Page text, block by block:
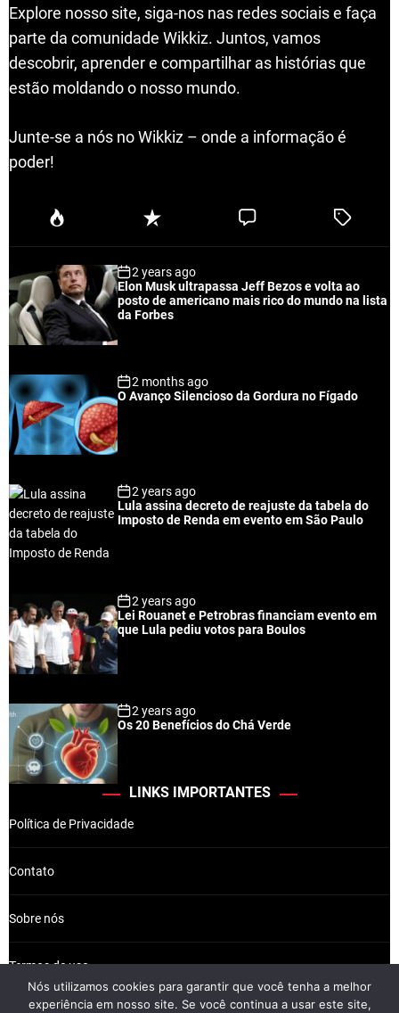
Explore nosso site, siga-nos nas redes sociais e faça
parte da comunidade Wikkiz. Juntos, vamos
descobrir, aprender e compartilhar as histórias que
estão moldando o nosso mundo.
Junte-se a nós no Wikkiz – onde a informação é
poder!
P
u
a
r
R
e
n
t
C
e
T
e
2 years ago
Elon Musk ultrapassa Jeff Bezos e volta ao
posto de americano mais rico do mundo na lista
da Forbes
2 months ago
O Avanço Silencioso da Gordura no Fígado
2 years ago
Lula assina decreto de reajuste da tabela do
Imposto de Renda em evento em São Paulo
2 years ago
Lei Rouanet e Petrobras financiam evento em
que Lula pediu votos para Boulos
2 years ago
Os 20 Benefícios do Chá Verde
LINKS IMPORTANTES
Política de Privacidade
Contato
Sobre nós
Termos de uso
Nós utilizamos cookies para garantir que você tenha a melhor
experiência em nosso site. Se você continua a usar este site,